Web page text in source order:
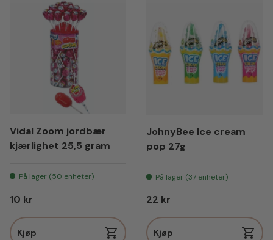
Vidal Zoom jordbær
kjærlighet 25,5 gram
På lager (50 enheter)
Vanlig pris
10 kr
Kjøp
JohnyBee Ice cream
pop 27g
På lager (37 enheter)
Vanlig pris
22 kr
Kjøp